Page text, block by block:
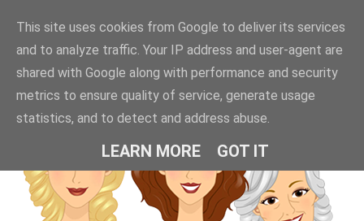
This site uses cookies from Google to deliver its services
and to analyze traffic. Your IP address and user-agent are
shared with Google along with performance and security
metrics to ensure quality of service, generate usage
statistics, and to detect and address abuse.
LEARN MORE GOT IT